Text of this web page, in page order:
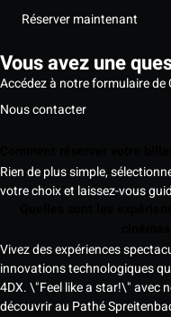
Réserver maintenant
Vous avez une
Accédez à notre formulaire de
Nous contacter
Rien de plus simple,
votre choix et laissez-vous
Vivez des expériences
innovations technologiques
4DX. \"Feel like a star!\" avec
découvrir au Pathé